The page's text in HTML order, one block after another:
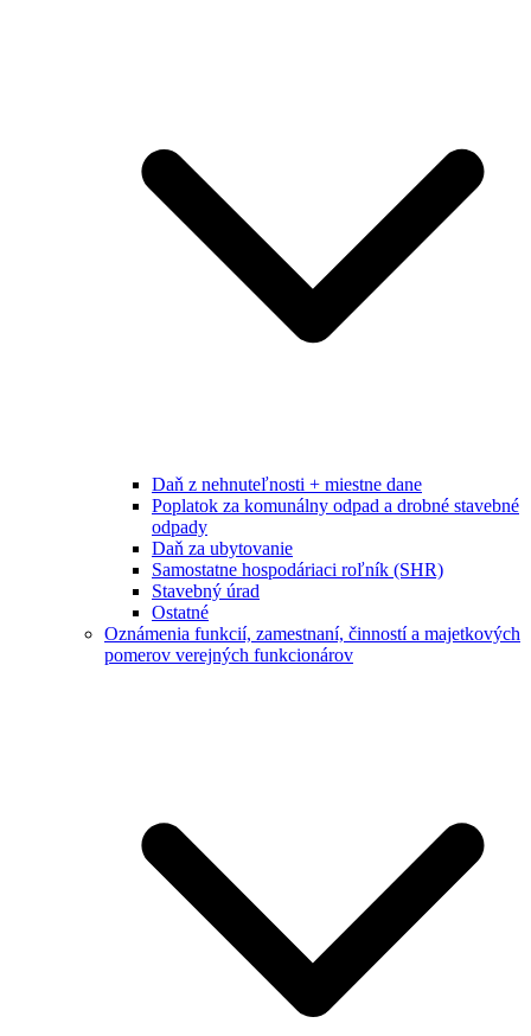
Daň z nehnuteľnosti + miestne dane
Poplatok za komunálny odpad a drobné stavebné
odpady
Daň za ubytovanie
Samostatne hospodáriaci roľník (SHR)
Stavebný úrad
Ostatné
Oznámenia funkcií, zamestnaní, činností a majetkových
pomerov verejných funkcionárov